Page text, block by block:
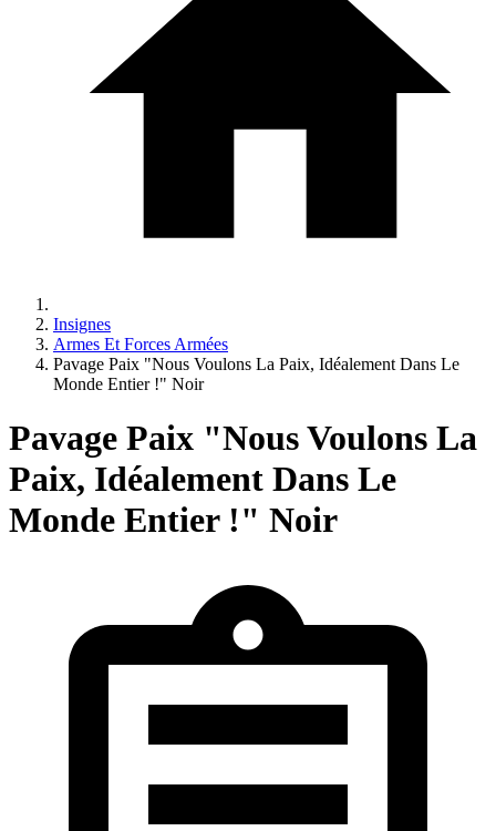
Insignes
Armes Et Forces Armées
Pavage Paix "Nous Voulons La Paix, Idéalement Dans Le
Monde Entier !" Noir
Pavage Paix "Nous Voulons La
Paix, Idéalement Dans Le
Monde Entier !" Noir